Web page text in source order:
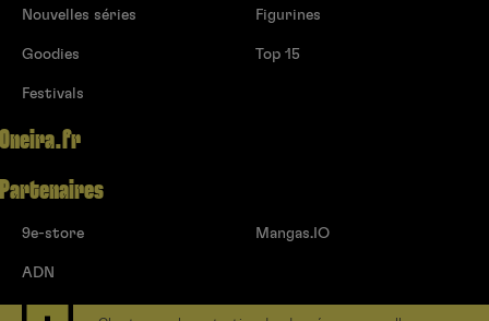
Nouvelles séries
Goodies
Festivals
Figurines
Top 15
Oneira.fr
Partenaires
9e-store
ADN
Mangas.IO